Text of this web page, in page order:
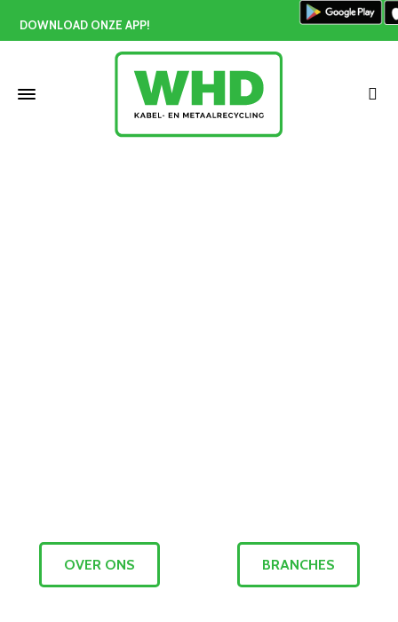
DOWNLOAD ONZE APP!
OVER ONS BRANCHES